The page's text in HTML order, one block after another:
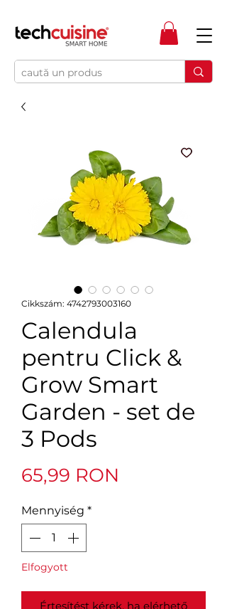
Cikkszám: 4742793003160
Calendula
pentru Click &
Grow Smart
Garden - set de
3 Pods
65,99 RON
Mennyiség *
Elfogyott
Értesítést kérek, ha elérhető